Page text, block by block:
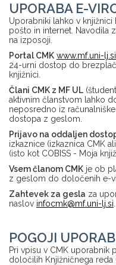
UPORABA E-
Uporabniki lahko v
pošto in internet. Navodila
na izposoji.
Portal CMK www.mf.uni-
24-urni dostop do
knjižnici.
Člani CMK z MF UL
aktivnim članstvom lahko
neposredno iz
dostopa z geslom.
Prijavo na oddaljen
izkaznice (izkaznica CMK
(isto kot COBISS - Moja
Vsem članom CMK je ob
z geslom do določenih e-
Zahtevek za gesla za
naslov infocmk@mf.uni-lj.si
POGOJI
Pri vpisu v CMK uporabnik
določilih Knjižničnega reda